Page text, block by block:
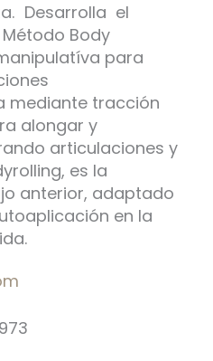
Desarrolla el
Body
para
mediante tracción
alongar y
articulaciones y
es la
anterior, adaptado
en la